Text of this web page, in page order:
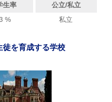
生率
公立/私立
% 私立
徒を育成する学校